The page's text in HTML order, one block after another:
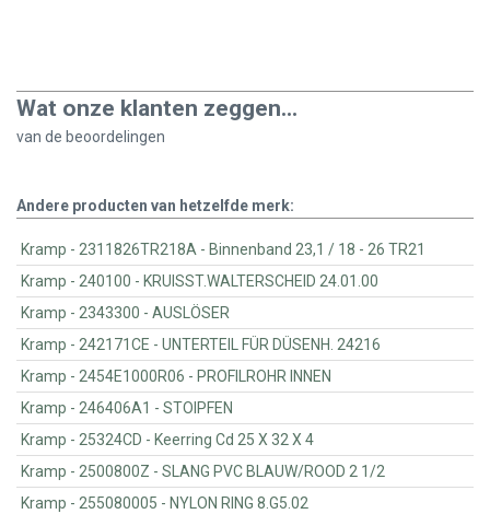
Wat onze klanten zeggen...
van de beoordelingen
Andere producten van hetzelfde merk:
Kramp - 2311826TR218A - Binnenband 23,1 / 18 - 26 TR21
Kramp - 240100 - KRUISST.WALTERSCHEID 24.01.00
Kramp - 2343300 - AUSLÖSER
Kramp - 242171CE - UNTERTEIL FÜR DÜSENH. 24216
Kramp - 2454E1000R06 - PROFILROHR INNEN
Kramp - 246406A1 - STOIPFEN
Kramp - 25324CD - Keerring Cd 25 X 32 X 4
Kramp - 2500800Z - SLANG PVC BLAUW/ROOD 2 1/2
Kramp - 255080005 - NYLON RING 8.G5.02